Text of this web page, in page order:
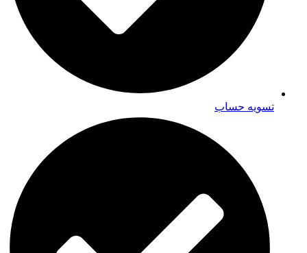
تسویه حساب